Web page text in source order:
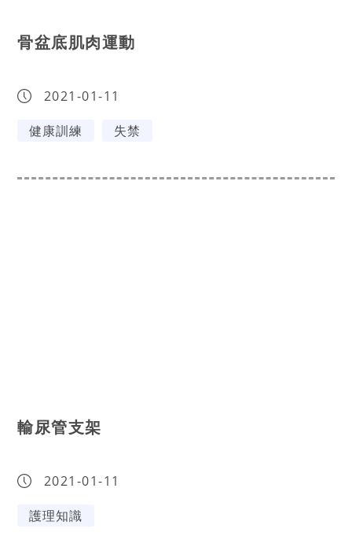
骨盆底肌肉運動
2021-01-11
健康訓練
失禁
輸尿管支架
2021-01-11
護理知識